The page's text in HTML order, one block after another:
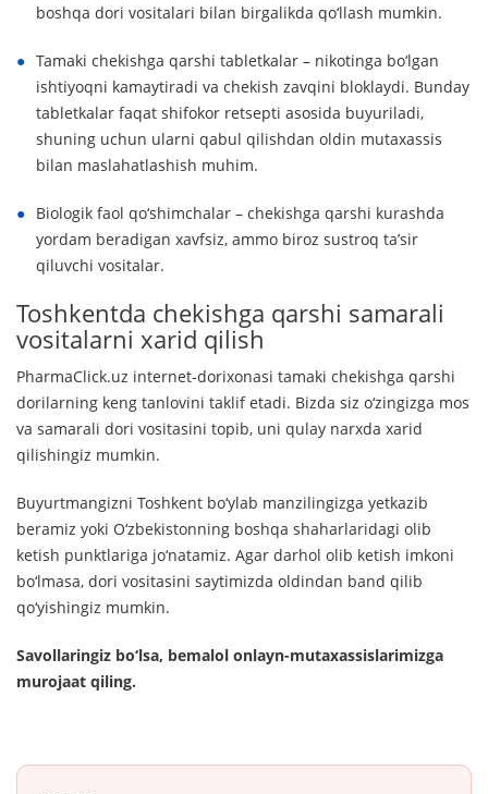
boshqa dori vositalari bilan birgalikda qo‘llash mumkin.
Tamaki chekishga qarshi tabletkalar – nikotinga bo‘lgan
ishtiyoqni kamaytiradi va chekish zavqini bloklaydi. Bunday
tabletkalar faqat shifokor retsepti asosida buyuriladi,
shuning uchun ularni qabul qilishdan oldin mutaxassis
bilan maslahatlashish muhim.
Biologik faol qo‘shimchalar – chekishga qarshi kurashda
yordam beradigan xavfsiz, ammo biroz sustroq ta’sir
qiluvchi vositalar.
Toshkentda chekishga qarshi samarali
vositalarni xarid qilish
PharmaClick.uz internet-dorixonasi tamaki chekishga qarshi
dorilarning keng tanlovini taklif etadi. Bizda siz o‘zingizga mos
va samarali dori vositasini topib, uni qulay narxda xarid
qilishingiz mumkin.
Buyurtmangizni Toshkent bo‘ylab manzilingizga yetkazib
beramiz yoki O‘zbekistonning boshqa shaharlaridagi olib
ketish punktlariga jo‘natamiz. Agar darhol olib ketish imkoni
bo‘lmasa, dori vositasini saytimizda oldindan band qilib
qo‘yishingiz mumkin.
Savollaringiz bo‘lsa, bemalol onlayn-mutaxassislarimizga
murojaat qiling.